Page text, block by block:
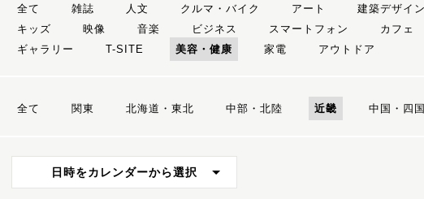
全て 雑誌 人文 クルマ・バイク アート 建築デザイン
キッズ
映像 音楽 ビジネス スマートフォン カフェ
ギャラリー
T-SITE 美容・健康 家電 アウトドア
全て 関東 北海道・東北 中部・北陸 近畿 中国・四国
日時をカレンダーから選択